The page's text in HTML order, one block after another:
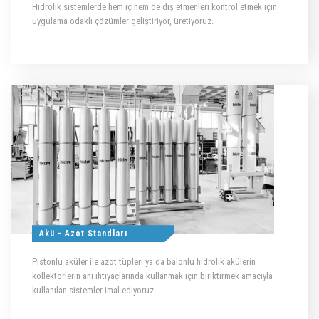
Hidrolik sistemlerde hem iç hem de dış etmenleri kontrol etmek için
uygulama odaklı çözümler geliştiriyor, üretiyoruz.
Akü - Azot Standları
Pistonlu aküler ile azot tüpleri ya da balonlu hidrolik akülerin
kollektörlerin ani ihtiyaçlarında kullanmak için biriktirmek amacıyla
kullanılan sistemler imal ediyoruz.